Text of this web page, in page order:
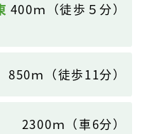
400ｍ（徒歩５分）
850ｍ（徒歩11分）
2300ｍ（車6分）